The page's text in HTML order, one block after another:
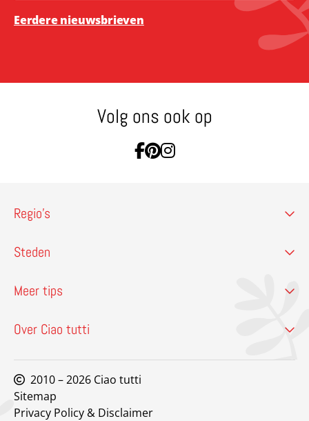
Eerdere nieuwsbrieven
Volg ons ook op
Ga naar Facebook
Ga naar Pinterest
Ga naar Instagram
Regio’s
Steden
Meer tips
Over Ciao tutti
2010 – 2026 Ciao tutti
Sitemap
Privacy Policy & Disclaimer